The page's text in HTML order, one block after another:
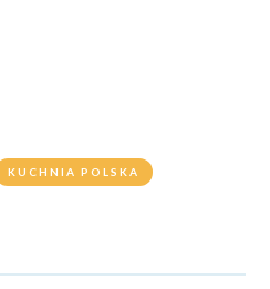
KUCHNIA POLSKA